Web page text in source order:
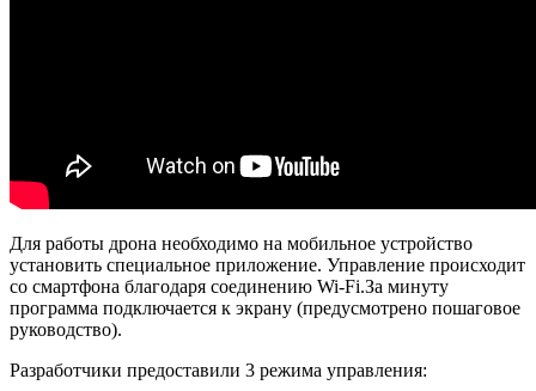
Для работы дрона необходимо на мобильное устройство
установить специальное приложение. Управление происходит
со смартфона благодаря соединению Wi-Fi.За минуту
программа подключается к экрану (предусмотрено пошаговое
руководство).
Разработчики предоставили 3 режима управления: